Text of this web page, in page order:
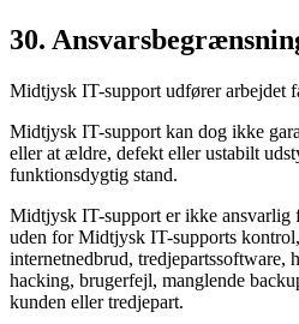
30.
Midtjysk IT-support udfører arbejdet
Midtjysk IT-support kan dog ikke
eller at ældre, defekt eller ustabilt
funktionsdygtig stand.
Midtjysk IT-support er ikke ansvarlig
uden for Midtjysk IT-supports
internetnedbrud, tredjepartssoftware,
hacking, brugerfejl, manglende
kunden eller tredjepart.